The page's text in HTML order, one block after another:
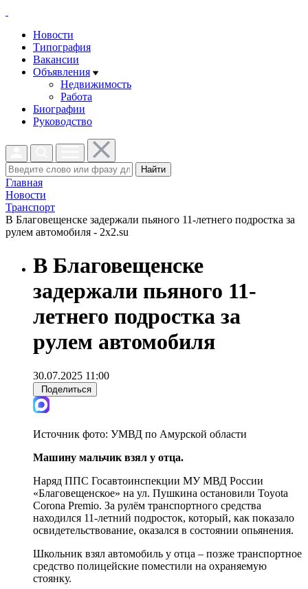
Новости
Типография
Вакансии
Объявления
Недвижимость
Работа
Биографии
Руководство
Найти
Главная
Новости
Транспорт
В Благовещенске задержали пьяного 11-летнего подростка за
рулем автомобиля - 2x2.su
В Благовещенске
задержали пьяного 11-
летнего подростка за
рулем автомобиля
30.07.2025 11:00
Поделиться
Источник фото: УМВД по Амурской области
Машину мальчик взял у отца.
Наряд ППС Госавтоинспекции МУ МВД России
«Благовещенское» на ул. Пушкина остановили Toyota
Corona Premio. За рулём транспортного средства
находился 11-летний подросток, который, как показало
освидетельствование, оказался в состоянии опьянения.
Школьник взял автомобиль у отца – позже транспортное
средство полицейские поместили на охраняемую
стоянку.